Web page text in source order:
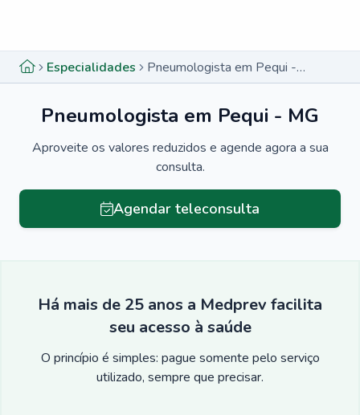
Especialidades Pneumologista em Pequi - MG
Pneumologista em Pequi - MG
Aproveite os valores reduzidos e agende agora a sua
consulta.
Agendar teleconsulta
Há mais de 25 anos a Medprev facilita
seu acesso à saúde
O princípio é simples: pague somente pelo serviço
utilizado, sempre que precisar.